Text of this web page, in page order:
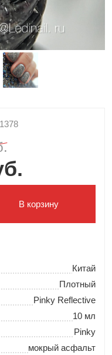
В корзину
Китай
Плотный
Pinky Reflective
10 мл
Pinky
мокрый асфальт